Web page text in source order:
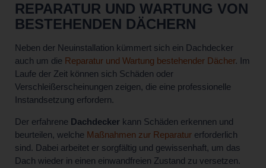
REPARATUR UND WARTUNG VON
BESTEHENDEN DÄCHERN
Neben der Neuinstallation kümmert sich ein Dachdecker
auch um die Reparatur und Wartung bestehender Dächer. Im
Laufe der Zeit können sich Schäden oder
Verschleißerscheinungen zeigen, die eine professionelle
Instandsetzung erfordern.
Der erfahrene Dachdecker kann Schäden erkennen und
beurteilen, welche Maßnahmen zur Reparatur erforderlich
sind. Dabei arbeitet er sorgfältig und gewissenhaft, um das
Dach wieder in einen einwandfreien Zustand zu versetzen.